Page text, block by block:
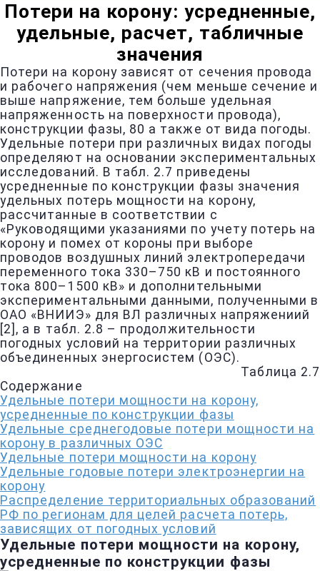
Потери на корону: усредненные,
удельные, расчет, табличные
значения
Потери на корону зависят от сечения провода
и рабочего напряжения (чем меньше сечение и
выше напряжение, тем больше удельная
напряженность на поверхности провода),
конструкции фазы, 80 а также от вида погоды.
Удельные потери при различных видах погоды
определяют на основании экспериментальных
исследований. В табл. 2.7 приведены
усредненные по конструкции фазы значения
удельных потерь мощности на корону,
рассчитанные в соответствии с
«Руководящими указаниями по учету потерь на
корону и помех от короны при выборе
проводов воздушных линий электропередачи
переменного тока 330–750 кВ и постоянного
тока 800–1500 кВ» и дополнительными
экспериментальными данными, полученными в
ОАО «ВНИИЭ» для ВЛ различных напряжениий
[2], а в табл. 2.8 – продолжительности
погодных условий на территории различных
объединенных энергосистем (ОЭС).
Таблица 2.7
Содержание
Удельные потери мощности на корону,
усредненные по конструкции фазы
Удельные среднегодовые потери мощности на
корону в различных ОЭС
Удельные потери мощности на корону
Удельные годовые потери электроэнергии на
корону
Распределение территориальных образований
РФ по регионам для целей расчета потерь,
зависящих от погодных условий
Удельные потери мощности на корону,
усредненные по конструкции фазы